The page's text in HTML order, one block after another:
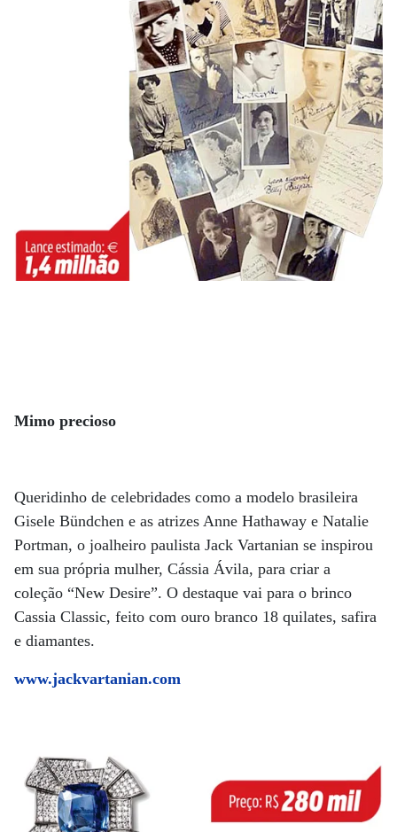
Mimo precioso
Queridinho de celebridades como a modelo brasileira
Gisele Bündchen e as atrizes Anne Hathaway e Natalie
Portman, o joalheiro paulista Jack Vartanian se inspirou
em sua própria mulher, Cássia Ávila, para criar a
coleção “New Desire”. O destaque vai para o brinco
Cassia Classic, feito com ouro branco 18 quilates, safira
e diamantes.
www.jackvartanian.com